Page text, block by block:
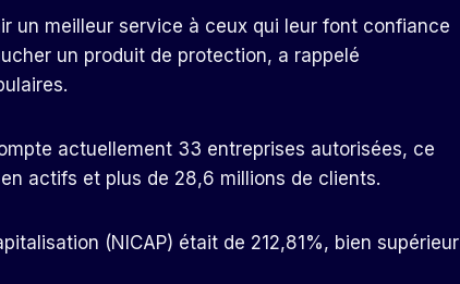
un meilleur service à ceux qui leur font confiance
un produit de protection, a rappelé
actuellement 33 entreprises autorisées, ce
actifs et plus de 28,6 millions de clients.
(NICAP) était de 212,81%, bien supérieur